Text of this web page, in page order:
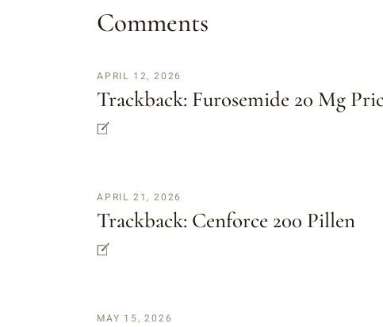
Comments
APRIL 12, 2026
Trackback: Furosemide 20 Mg
APRIL 21, 2026
Trackback: Cenforce 200 Pillen
MAY 15, 2026